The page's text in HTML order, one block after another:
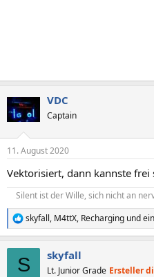
VDC
Captain
11. August 2020
Vektorisiert, dann kannste frei
Silent ist der Wille, sich nicht an
R
e
skyfall, M4ttX, Recharging und
S skyfall
Lt. Junior Grade Ersteller